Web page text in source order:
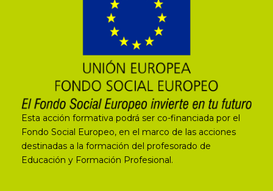
Esta acción formativa podrá ser co-financiada por el
Fondo Social Europeo, en el marco de las acciones
destinadas a la formación del profesorado de
Educación y Formación Profesional.